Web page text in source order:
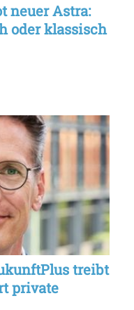
neuer Astra:
oder klassisch
treibt
private